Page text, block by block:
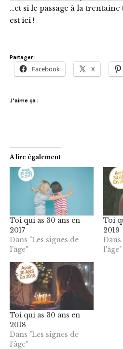
…et si le passage à la trentaine
est ici !
Partager :
Facebook X
J’aime ça :
A lire également
Toi qui as 30 ans en
2017
Dans "Les signes de
l'âge"
Toi
2019
Dans
l'âge"
Toi qui as 30 ans en
2018
Dans "Les signes de
l'âge"